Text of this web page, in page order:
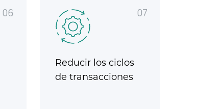
06 07
Reducir los ciclos
de transacciones